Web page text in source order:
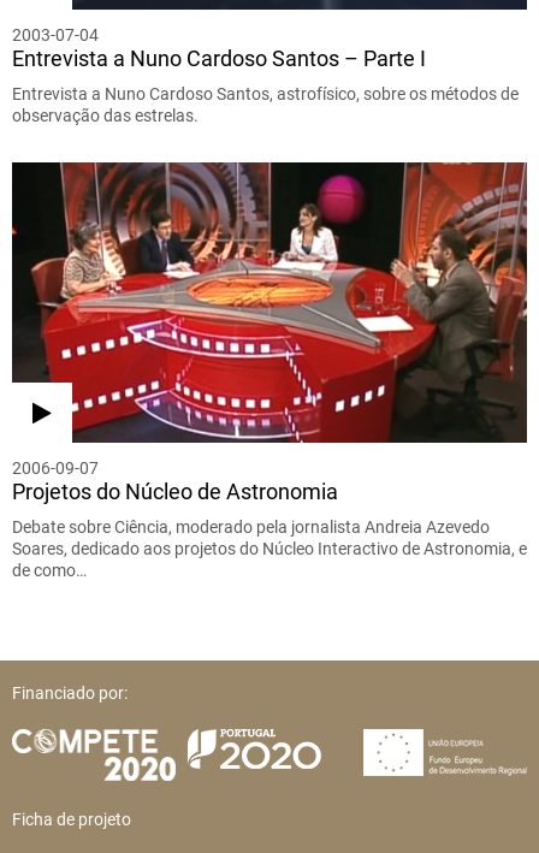
2003-07-04
Entrevista a Nuno Cardoso Santos – Parte I
Entrevista a Nuno Cardoso Santos, astrofísico, sobre os métodos de
observação das estrelas.
2006-09-07
Projetos do Núcleo de Astronomia
Debate sobre Ciência, moderado pela jornalista Andreia Azevedo
Soares, dedicado aos projetos do Núcleo Interactivo de Astronomia, e
de como…
Financiado por:
Ficha de projeto